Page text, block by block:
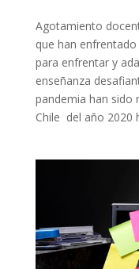
Agotamiento
que han
para enfrentar y
enseñanza
pandemia han sido
Chile del año 2020